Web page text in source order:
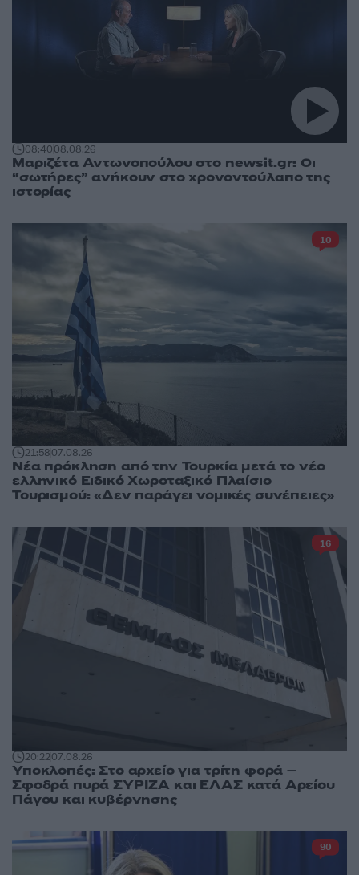
08:4008.08.26
Μαριζέτα Αντωνοπούλου στο newsit.gr: Οι
“σωτήρες” ανήκουν στο χρονοντούλαπο της
ιστορίας
21:5807.08.26
Νέα πρόκληση από την Τουρκία μετά το νέο
ελληνικό Ειδικό Χωροταξικό Πλαίσιο
Τουρισμού: «Δεν παράγει νομικές συνέπειες»
10
20:2207.08.26
Υποκλοπές: Στο αρχείο για τρίτη φορά –
Σφοδρά πυρά ΣΥΡΙΖΑ και ΕΛΑΣ κατά Αρείου
Πάγου και κυβέρνησης
16
90